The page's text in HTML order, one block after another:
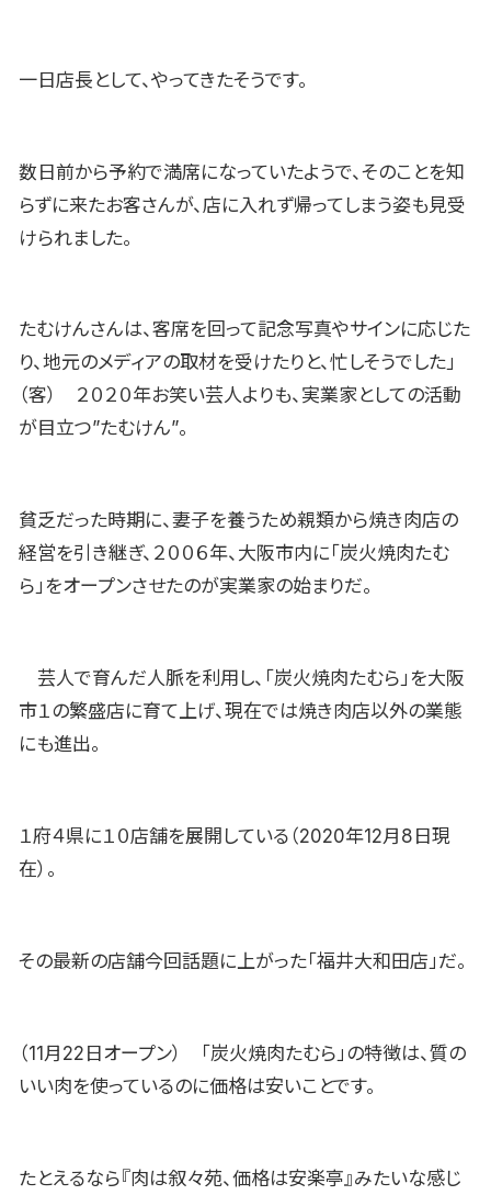
一日店長として、やってきたそうです。
数日前から予約で満席になっていたようで、そのことを知
らずに来たお客さんが、店に入れず帰ってしまう姿も見受
けられました。
たむけんさんは、客席を回って記念写真やサインに応じた
り、地元のメディアの取材を受けたりと、忙しそうでした」
（客） ２０２０年お笑い芸人よりも、実業家としての活動
が目立つ”たむけん”。
貧乏だった時期に、妻子を養うため親類から焼き肉店の
経営を引き継ぎ、２００６年、大阪市内に「炭火焼肉たむ
ら」をオープンさせたのが実業家の始まりだ。
芸人で育んだ人脈を利用し、「炭火焼肉たむら」を大阪
市１の繁盛店に育て上げ、現在では焼き肉店以外の業態
にも進出。
１府４県に１０店舗を展開している（2020年12月8日現
在）。
その最新の店舗今回話題に上がった「福井大和田店」だ。
（11月22日オープン） 「炭火焼肉たむら」の特徴は、質の
いい肉を使っているのに価格は安いことです。
たとえるなら『肉は叙々苑、価格は安楽亭』みたいな感じ